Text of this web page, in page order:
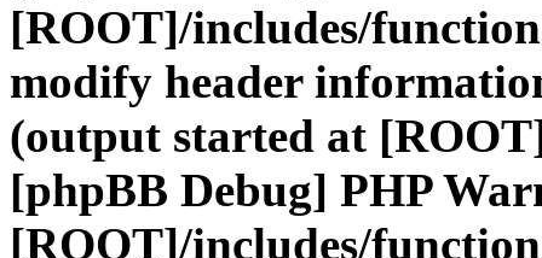
[ROOT]/includes/
modify header
(output started at
[phpBB Debug] PHP
[ROOT]/includes/